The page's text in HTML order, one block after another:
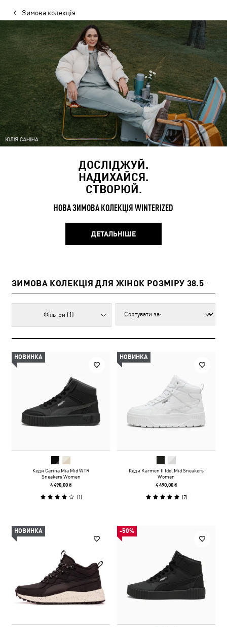
Зимова колекція
ДОСЛІДЖУЙ.
НАДИХАЙСЯ.
СТВОРЮЙ.
НОВА ЗИМОВА КОЛЕКЦІЯ WINTERIZED
ДЕТАЛЬНІШЕ
ЗИМОВА КОЛЕКЦІЯ ДЛЯ ЖІНОК РОЗМІРУ 38.5 5
Фільтри (1)
НОВИНКА
Кеди Carina Mia Mid WTR
Sneakers Women
4 490,00 ₴
(1)
НОВИНКА
Кеди Karmen II Idol Mid Sneakers
Women
4 490,00 ₴
(7)
НОВИНКА -50%